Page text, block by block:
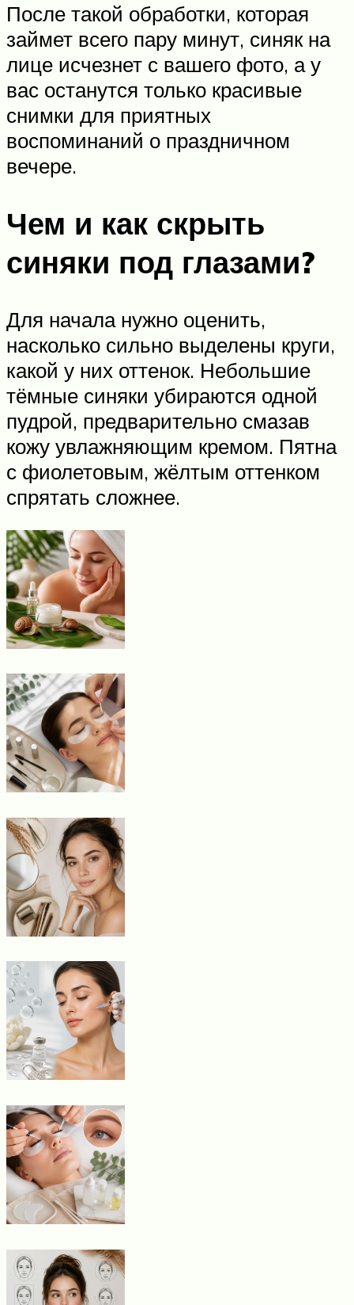
После такой обработки, которая
займет всего пару минут, синяк на
лице исчезнет с вашего фото, а у
вас останутся только красивые
снимки для приятных
воспоминаний о праздничном
вечере.
Чем и как скрыть
синяки под глазами?
Для начала нужно оценить,
насколько сильно выделены круги,
какой у них оттенок. Небольшие
тёмные синяки убираются одной
пудрой, предварительно смазав
кожу увлажняющим кремом. Пятна
с фиолетовым, жёлтым оттенком
спрятать сложнее.